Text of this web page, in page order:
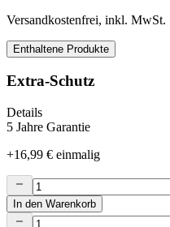
Versandkostenfrei, inkl. MwSt.
Enthaltene Produkte
Extra-Schutz
Details
5 Jahre Garantie
+16,99 € einmalig
In den Warenkorb